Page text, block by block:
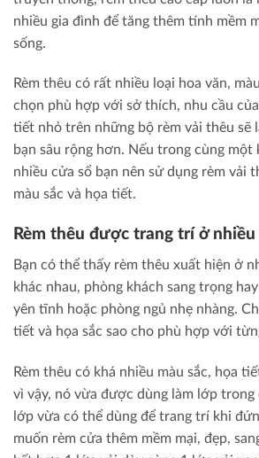
nhiều gia đình để tăng thêm tính mềm
sống.
Rèm thêu có rất nhiều loại hoa văn,
chọn phù hợp với sở thích, nhu cầu
tiết nhỏ trên những bộ rèm vải thêu sẽ
bạn sâu rộng hơn. Nếu trong cùng một
nhiều cửa sổ bạn nên sử dụng rèm vải
màu sắc và họa tiết.
Rèm thêu được trang trí ở
Bạn có thể thấy rèm thêu xuất hiện ở
khác nhau, phòng khách sang trọng
yên tĩnh hoặc phòng ngủ nhẹ nhàng.
tiết và họa sắc sao cho phù hợp với
Rèm thêu có khá nhiều màu sắc, họa
vì vậy, nó vừa được dùng làm lớp trong
lớp vừa có thể dùng để trang trí khi
muốn rèm cửa thêm mềm mại, đẹp,